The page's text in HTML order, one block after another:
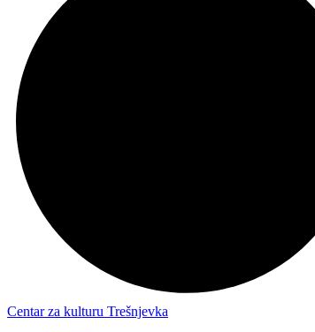
Centar za kulturu Trešnjevka